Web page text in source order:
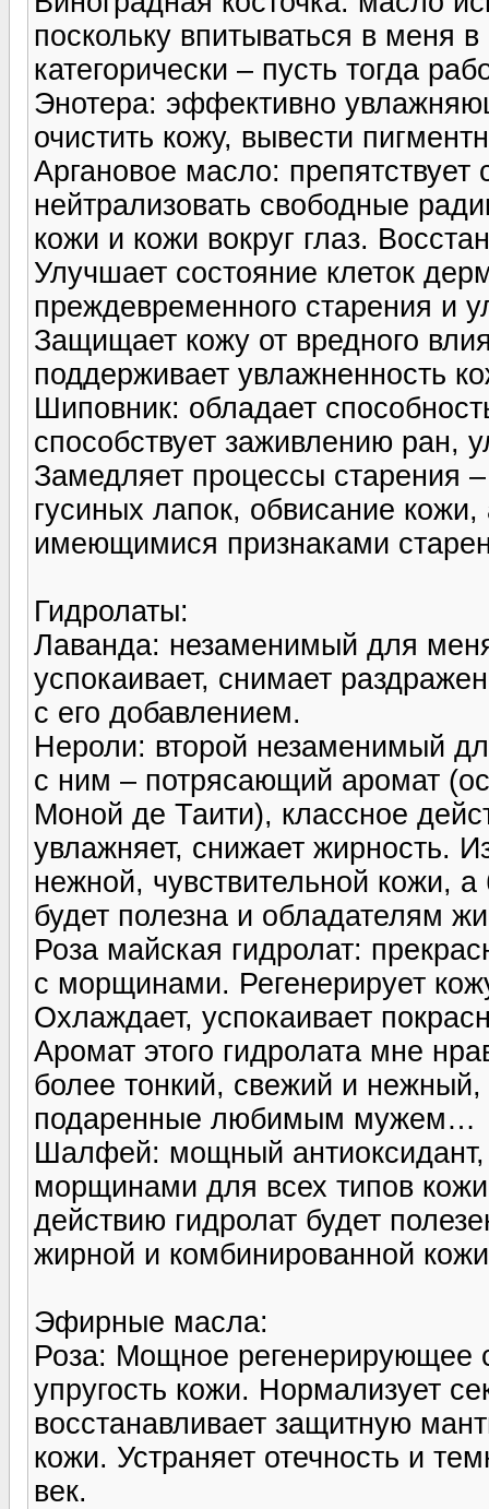
поскольку впитываться в меня
категорически – пусть тогда
Энотера: эффективно
очистить кожу, вывести
Аргановое масло:
нейтрализовать свободные
кожи и кожи вокруг глаз.
Улучшает состояние клеток
преждевременного старения и
Защищает кожу от вредного
поддерживает увлажненность
Шиповник: обладает
способствует заживлению ран,
Замедляет процессы старения
гусиных лапок, обвисание
имеющимися признаками
Гидролаты:
Лаванда: незаменимый для
успокаивает, снимает
с его добавлением.
Нероли: второй незаменимый
с ним – потрясающий аромат
Моной де Таити), классное
увлажняет, снижает жирность.
нежной, чувствительной кожи,
будет полезна и обладателям
Роза майская гидролат:
с морщинами. Регенерирует
Охлаждает, успокаивает
Аромат этого гидролата мне
более тонкий, свежий и
подаренные любимым мужем…
Шалфей: мощный
морщинами для всех типов
действию гидролат будет
жирной и комбинированной
Эфирные масла:
Роза: Мощное регенерирующее
упругость кожи. Нормализует
восстанавливает защитную
кожи. Устраняет отечность и
век.